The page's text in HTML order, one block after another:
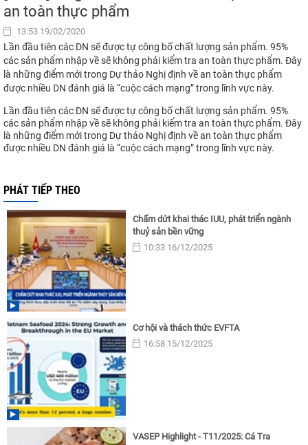
an toàn thực phẩm
13:53 19/02/2020
Lần đầu tiên các DN sẽ được tự công bố chất lượng sản phẩm. 95%
các sản phẩm nhập về sẽ không phải kiểm tra an toàn thực phẩm. Đây
là những điểm mới trong Dự thảo Nghị định về an toàn thực phẩm
được nhiều DN đánh giá là “cuộc cách mạng” trong lĩnh vực này.
Lần đầu tiên các DN sẽ được tự công bố chất lượng sản phẩm. 95%
các sản phẩm nhập về sẽ không phải kiểm tra an toàn thực phẩm. Đây
là những điểm mới trong Dự thảo Nghị định về an toàn thực phẩm
được nhiều DN đánh giá là “cuộc cách mạng” trong lĩnh vực này.
PHÁT TIẾP THEO
Chấm dứt khai thác IUU, phát triển ngành
thuỷ sản bền vững
10:33 16/12/2025
Cơ hội và thách thức EVFTA
16:58 15/12/2025
VASEP Highlight - T11/2025: Cá Tra